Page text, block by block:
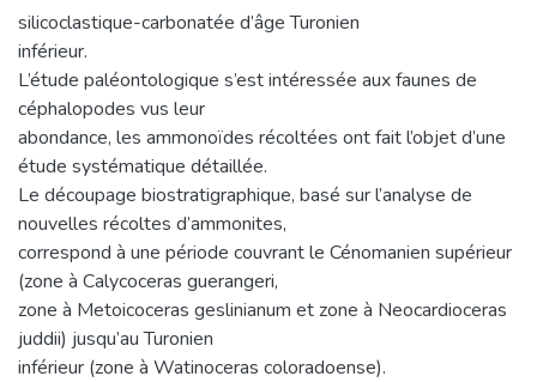
silicoclastique-carbonatée d’âge Turonien
inférieur.
L’étude paléontologique s’est intéressée aux faunes de
céphalopodes vus leur
abondance, les ammonoïdes récoltées ont fait l’objet d’une
étude systématique détaillée.
Le découpage biostratigraphique, basé sur l’analyse de
nouvelles récoltes d’ammonites,
correspond à une période couvrant le Cénomanien supérieur
(zone à Calycoceras guerangeri,
zone à Metoicoceras geslinianum et zone à Neocardioceras
juddii) jusqu’au Turonien
inférieur (zone à Watinoceras coloradoense).